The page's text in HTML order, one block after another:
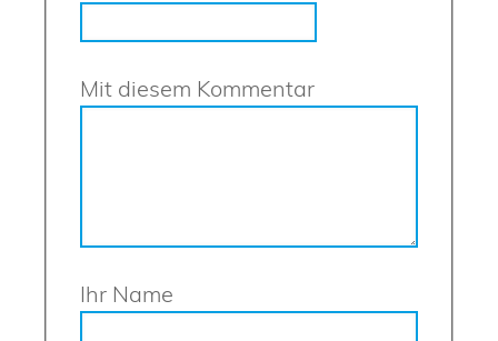
Mit diesem Kommentar
Ihr Name